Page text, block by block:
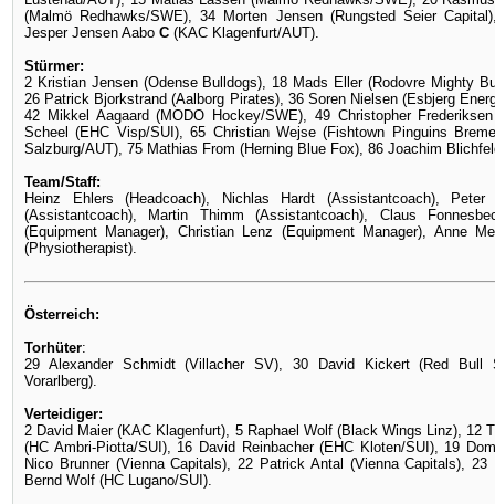
(Malmö Redhawks/SWE), 34 Morten Jensen (Rungsted Seier
Jesper Jensen Aabo C (KAC Klagenfurt/AUT).
Stürmer:
2 Kristian Jensen (Odense Bulldogs), 18 Mads Eller (Rodovre Mighty
26 Patrick Bjorkstrand (Aalborg Pirates), 36 Soren Nielsen (Esbjerg
42 Mikkel Aagaard (MODO Hockey/SWE), 49 Christopher
Scheel (EHC Visp/SUI), 65 Christian Wejse (Fishtown Pinguins
Salzburg/AUT), 75 Mathias From (Herning Blue Fox), 86 Joachim
Team/Staff:
Heinz Ehlers (Headcoach), Nichlas Hardt (Assistantcoach),
(Assistantcoach), Martin Thimm (Assistantcoach), Claus
(Equipment Manager), Christian Lenz (Equipment Manager), Anne
(Physiotherapist).
Österreich:
Torhüter:
29 Alexander Schmidt (Villacher SV), 30 David Kickert (Red Bull
Vorarlberg).
Verteidiger:
2 David Maier (KAC Klagenfurt), 5 Raphael Wolf (Black Wings Linz), 12
(HC Ambri-Piotta/SUI), 16 David Reinbacher (EHC Kloten/SUI), 19
Nico Brunner (Vienna Capitals), 22 Patrick Antal (Vienna Capitals),
Bernd Wolf (HC Lugano/SUI).